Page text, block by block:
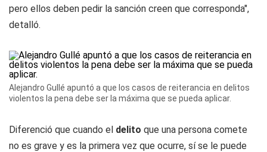
pero ellos deben pedir la sanción creen que corresponda",
detalló.
Alejandro Gullé apuntó a que los casos de reiterancia en delitos
violentos la pena debe ser la máxima que se pueda aplicar.
Diferenció que cuando el delito que una persona comete
no es grave y es la primera vez que ocurre, sí se le puede